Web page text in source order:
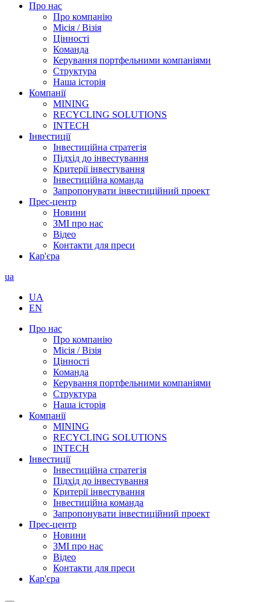
Про нас
Про компанію
Місія / Візія
Цінності
Команда
Керування портфельними компаніями
Структура
Наша історія
Компанії
MINING
RECYCLING SOLUTIONS
INTECH
Інвестиції
Інвестиційна стратегія
Підхід до інвестування
Критерії інвестування
Інвестиційна команда
Запропонувати інвестиційний проект
Прес-центр
Новини
ЗМІ про нас
Відео
Контакти для преси
Кар'єра
ua
UA
EN
Про нас
Про компанію
Місія / Візія
Цінності
Команда
Керування портфельними компаніями
Структура
Наша історія
Компанії
MINING
RECYCLING SOLUTIONS
INTECH
Інвестиції
Інвестиційна стратегія
Підхід до інвестування
Критерії інвестування
Інвестиційна команда
Запропонувати інвестиційний проект
Прес-центр
Новини
ЗМІ про нас
Відео
Контакти для преси
Кар'єра